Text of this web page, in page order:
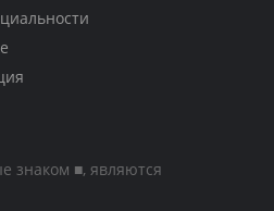
знаком ■, являются